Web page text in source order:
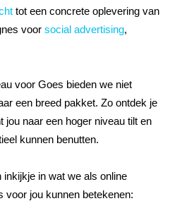
tot een concrete oplevering van
voor social advertising,
voor Goes bieden we niet
een breed pakket. Zo ontdek je
jou naar een hoger niveau tilt en
kunnen benutten.
inkijkje in wat we als online
voor jou kunnen betekenen: